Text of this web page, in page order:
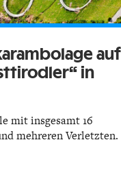
auf
in
mit insgesamt 16
mehreren Verletzten.